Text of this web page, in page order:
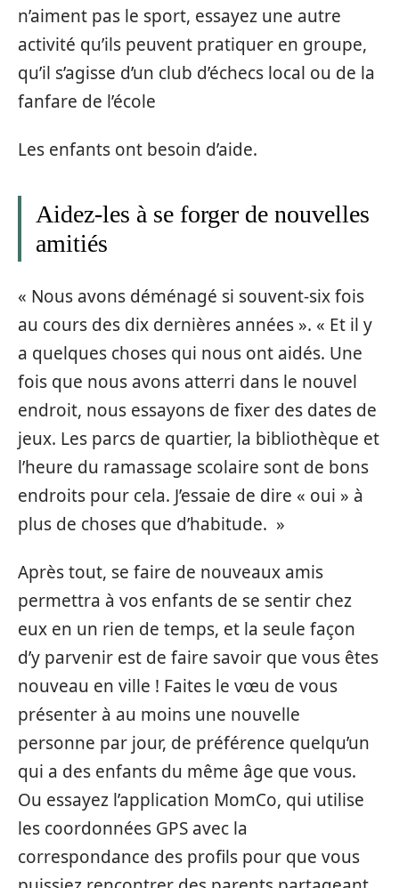
n’aiment pas le sport, essayez une autre
activité qu’ils peuvent pratiquer en groupe,
qu’il s’agisse d’un club d’échecs local ou de la
fanfare de l’école
Les enfants ont besoin d’aide.
Aidez-les à se forger de nouvelles
amitiés
« Nous avons déménagé si souvent-six fois
au cours des dix dernières années ». « Et il y
a quelques choses qui nous ont aidés. Une
fois que nous avons atterri dans le nouvel
endroit, nous essayons de fixer des dates de
jeux. Les parcs de quartier, la bibliothèque et
l’heure du ramassage scolaire sont de bons
endroits pour cela. J’essaie de dire « oui » à
plus de choses que d’habitude. »
Après tout, se faire de nouveaux amis
permettra à vos enfants de se sentir chez
eux en un rien de temps, et la seule façon
d’y parvenir est de faire savoir que vous êtes
nouveau en ville ! Faites le vœu de vous
présenter à au moins une nouvelle
personne par jour, de préférence quelqu’un
qui a des enfants du même âge que vous.
Ou essayez l’application MomCo, qui utilise
les coordonnées GPS avec la
correspondance des profils pour que vous